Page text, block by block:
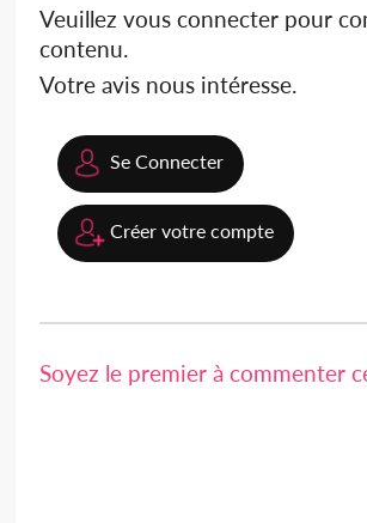
Veuillez vous connecter pour
contenu.
Votre avis nous intéresse.
Se Connecter
Créer votre compte
Soyez le premier à commenter